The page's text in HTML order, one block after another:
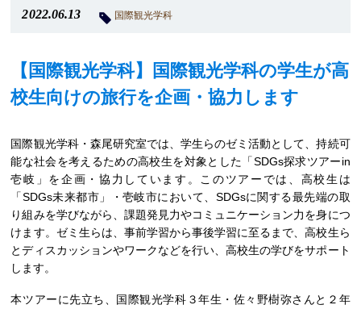
2022.06.13 国際観光学科
【国際観光学科】国際観光学科の学生が高
校生向けの旅行を企画・協力します
国際観光学科・森尾研究室では、学生らのゼミ活動として、持続可
能な社会を考えるための高校生を対象とした「SDGs探求ツアーin
壱岐」を企画・協力しています。このツアーでは、高校生は
「SDGs未来都市」・壱岐市において、SDGsに関する最先端の取
り組みを学びながら、課題発見力やコミュニケーション力を身につ
けます。ゼミ生らは、事前学習から事後学習に至るまで、高校生ら
とディスカッションやワークなどを行い、高校生の学びをサポート
します。
本ツアーに先立ち、国際観光学科３年生・佐々野樹弥さんと２年